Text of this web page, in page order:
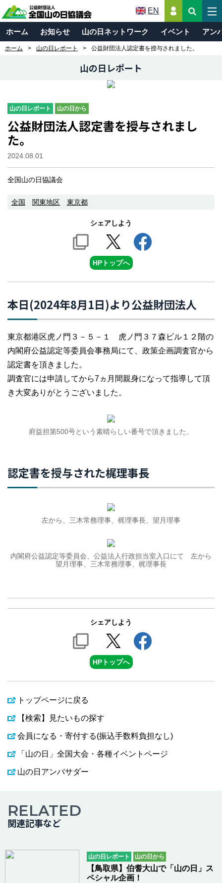
EN
ホーム お知らせ 山の日ネットワーク イベント アン
ホーム 山の日レポート 公益財団法人認定書を授与されました。
山の日レポート
山の日レポート 山の日から
公益財団法人認定書を授与されまし
た。
2024.08.01
全国山の日協議会
全国 関東地区 東京都
シェアしよう
HPトップへ
本日(2024年8月1日)より公益財団法人
東京都港区虎ノ門３－５－１ 虎ノ門３７森ビル１２階の
内閣府公益認定等委員会事務局にて、政策企画調査官から
認定書を頂きました。
調査官には申請してから7ヵ月間親身になって指導して頂
き大変ありがとうございました。
府益担第500号という素晴らしい番号で頂きました。
認定書を授与された梶理事長
左から、三木常務理事、梶理事長、望月理事
内閣府公益認定等委員会、公益法人行政担当室入口にて 左から
望月理事、三木常務理事、梶理事長
シェアしよう
HPトップへ
トップページに戻る
【検索】見たいもの探す
会員になる・寄付する(振込手数料負担なし)
「山の日」全国大会・各種イベントページ
山の日アンバサダー
RELATED
関連記事など
山の日レポート 山の日から
【鳥取県】伯耆大山で「山の日」ス
ペシャル企画！